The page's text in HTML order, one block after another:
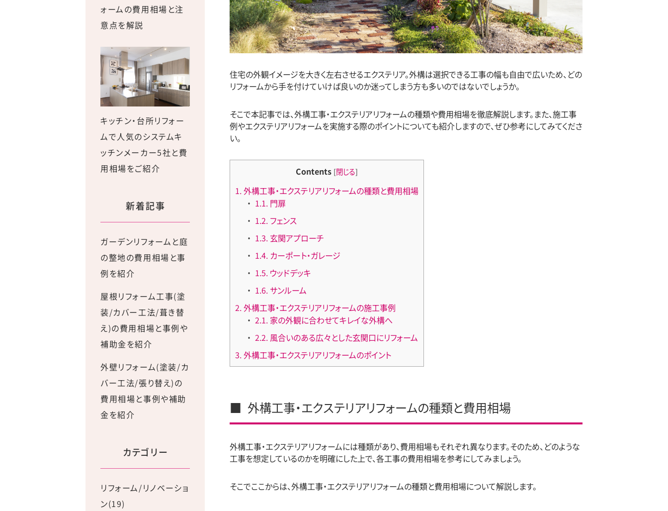
住宅の外観イメージを大きく左右させるエクステリア。外構は選択できる工事の幅も自由で広いため、どの
リフォームから手を付けていけば良いのか迷ってしまう方も多いのではないでしょうか。
そこで本記事では、外構工事・エクステリアリフォームの種類や費用相場を徹底解説します。また、施工事
例やエクステリアリフォームを実施する際のポイントについても紹介しますので、ぜひ参考にしてみてくださ
い。
Contents [閉じる]
1.外構工事・エクステリアリフォームの種類と費用相場
1.1. 門扉
1.2. フェンス
1.3. 玄関アプローチ
1.4. カーポート・ガレージ
1.5. ウッドデッキ
1.6. サンルーム
2.外構工事・エクステリアリフォームの施工事例
2.1. 家の外観に合わせてキレイな外構へ
2.2. 風合いのある広々とした玄関口にリフォーム
3.外構工事・エクステリアリフォームのポイント
外構工事・エクステリアリフォームの種類と費用相場
外構工事・エクステリアリフォームには種類があり、費用相場もそれぞれ異なります。そのため、どのような
工事を想定しているのかを明確にした上で、各工事の費用相場を参考にしてみましょう。
そこでここからは、外構工事・エクステリアリフォームの種類と費用相場について解説します。
ォームの費用相場と注
意点を解説
キッチン・台所リフォー
ムで人気のシステムキ
ッチンメーカー5社と費
用相場をご紹介
新着記事
ガーデンリフォームと庭
の整地の費用相場と事
例を紹介
屋根リフォーム工事(塗
装/カバー工法/葺き替
え)の費用相場と事例や
補助金を紹介
外壁リフォーム(塗装/カ
バー工法/張り替え)の
費用相場と事例や補助
金を紹介
カテゴリー
リフォーム/リノベーショ
ン(19)